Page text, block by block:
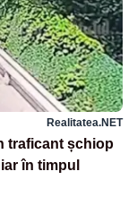
Realitatea.NET
traficant șchiop
în timpul